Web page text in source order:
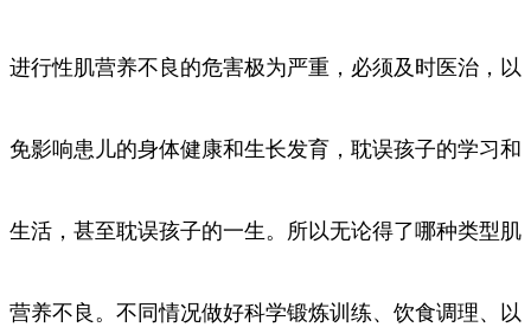
进行性肌营养不良的危害极为严重，必须及时医治，以
免影响患儿的身体健康和生长发育，耽误孩子的学习和
生活，甚至耽误孩子的一生。所以无论得了哪种类型肌
营养不良。不同情况做好科学锻炼训练、饮食调理、以